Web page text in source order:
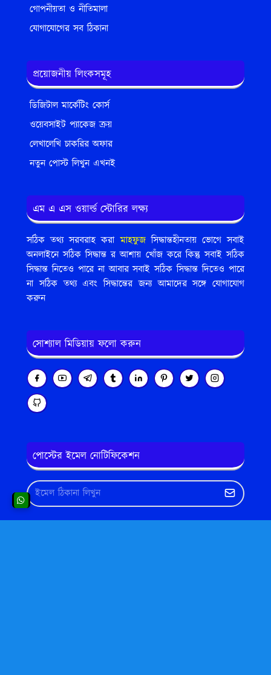
গোপনীয়তা ও নীতিমালা
যোগাযোগের সব ঠিকানা
প্রয়োজনীয় লিংকসমূহ
ডিজিটাল মার্কেটিং কোর্স
ওয়েবসাইট প্যাকেজ ক্রয়
লেখালেখি চাকরির অফার
নতুন পোস্ট লিখুন এখনই
এম এ এস ওয়ার্ল্ড স্টোরির লক্ষ্য
সঠিক তথ্য সরবরাহ করামাহফুজসিদ্ধান্তহীনতায় ভোগে সবাই
অনলাইনে সঠিক সিদ্ধান্ত র আশায় খোঁজ করে কিন্তু সবাই সঠিক
সিদ্ধান্ত নিতেও পারে না আবার সবাই সঠিক সিদ্ধান্ত দিতেও পারে
না সঠিক তথ্য এবং সিদ্ধান্তের জন্য আমাদের সঙ্গে যোগাযোগ
করুন
সোশ্যাল মিডিয়ায় ফলো করুন
পোস্টের ইমেল নোটিফিকেশন